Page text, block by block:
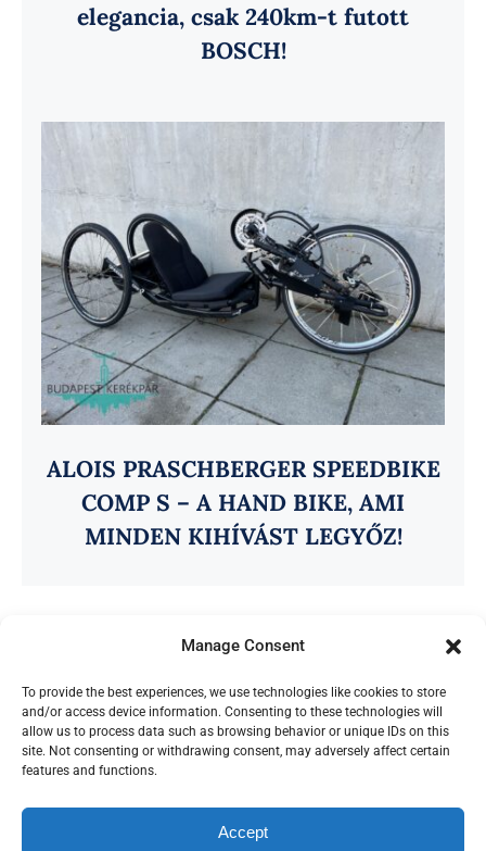
Manage Consent
To provide the best experiences, we use technologies like cookies to store
and/or access device information. Consenting to these technologies will
allow us to process data such as browsing behavior or unique IDs on this
site. Not consenting or withdrawing consent, may adversely affect certain
features and functions.
Accept
elegancia, csak 240km-t futott
BOSCH!
ALOIS PRASCHBERGER SPEEDBIKE
COMP S – A HAND BIKE, AMI
MINDEN KIHÍVÁST LEGYŐZ!